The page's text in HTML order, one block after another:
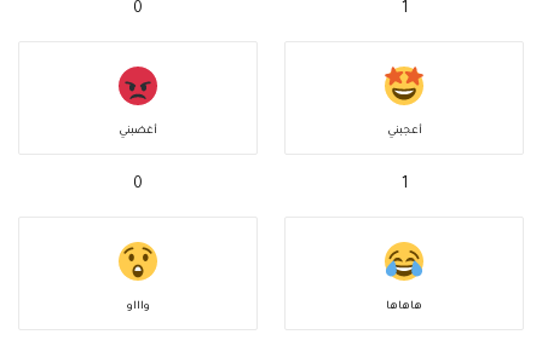
1
0
أعجبني
1
أغضبني
0
هاهاها واااو